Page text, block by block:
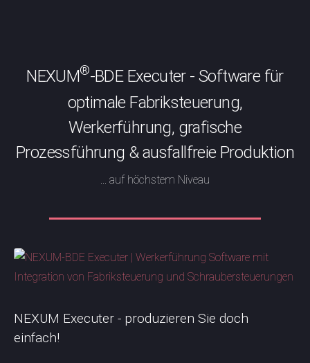
NEXUM®-BDE Executer - Software für
optimale Fabriksteuerung,
Werkerführung, grafische
Prozessführung & ausfallfreie Produktion
... auf höchstem Niveau
NEXUM Executer - produzieren Sie doch
einfach!